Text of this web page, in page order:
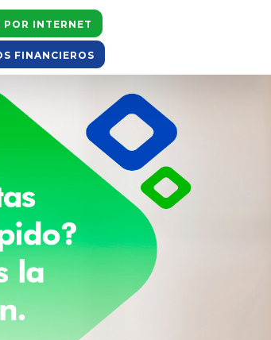
POR INTERNET
FINANCIEROS